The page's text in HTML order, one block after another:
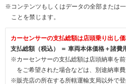
※コンテンツもしくはデータの全部または
ことを禁じます。
カーセンサーの支払総額は店頭乗り出し
支払総額（税込） ＝ 車両本体価格＋諸費
※カーセンサーの支払総額は店頭納車を
をご希望された場合などは、別途納車
※販売店の所在する所轄運輸支局以外で